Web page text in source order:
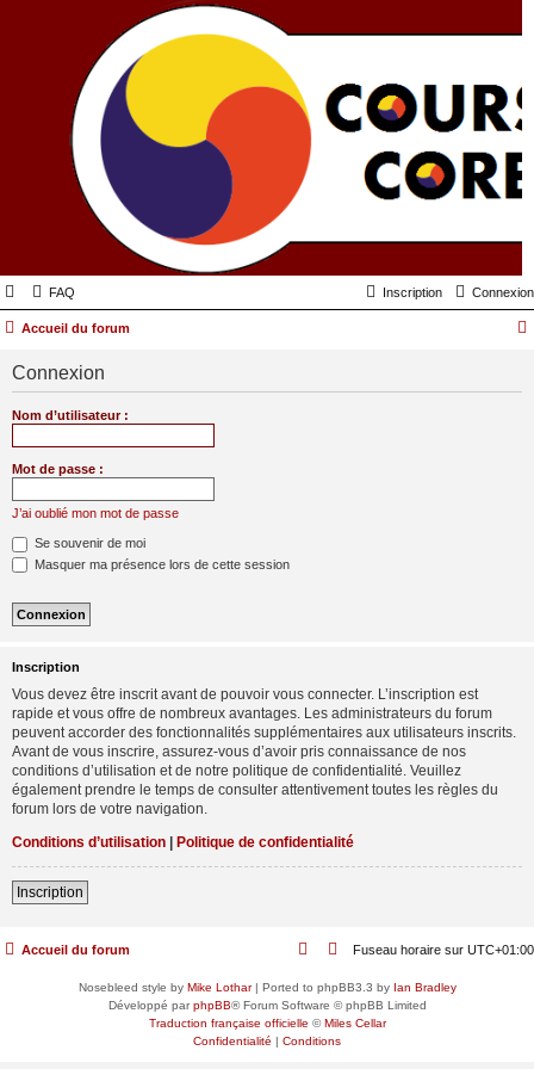
FAQ Connexion
Inscription
Accueil du forum
Connexion
Nom d’utilisateur :
Mot de passe :
J’ai oublié mon mot de passe
Se souvenir de moi
Masquer ma présence lors de cette session
Inscription
Vous devez être inscrit avant de pouvoir vous connecter. L’inscription est
rapide et vous offre de nombreux avantages. Les administrateurs du forum
peuvent accorder des fonctionnalités supplémentaires aux utilisateurs inscrits.
Avant de vous inscrire, assurez-vous d’avoir pris connaissance de nos
conditions d’utilisation et de notre politique de confidentialité. Veuillez
également prendre le temps de consulter attentivement toutes les règles du
forum lors de votre navigation.
Conditions d’utilisation | Politique de confidentialité
Inscription
Accueil du forum Fuseau horaire sur UTC+01:00
Nosebleed style by Mike Lothar| Ported to phpBB3.3 by Ian Bradley
Développé parphpBB® Forum Software © phpBB Limited
Traduction française officielle ©Miles Cellar
Confidentialité | Conditions